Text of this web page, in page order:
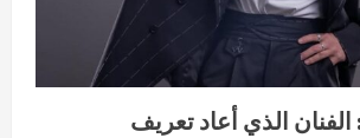
الذي أعاد تعريف